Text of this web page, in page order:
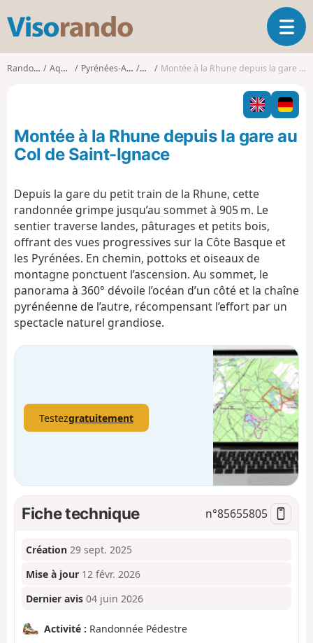
s
o
o
O
u
i
r
l
a
Randonnées Aquitaine Pyrénées-Atlantiques Sare Montée à la Rhune depuis la gare au Col de Saint-Ignace
Montée à la Rhune depuis la gare au
Col de Saint-Ignace
Depuis la gare du petit train de la Rhune, cette
randonnée grimpe jusqu’au sommet à 905 m. Le
sentier traverse landes, pâturages et petits bois,
offrant des vues progressives sur la Côte Basque et
les Pyrénées. En chemin, pottoks et oiseaux de
montagne ponctuent l’ascension. Au sommet, le
panorama à 360° dévoile l’océan d’un côté et la chaîne
pyrénéenne de l’autre, récompensant l’effort par un
spectacle naturel grandiose.
Testezgratuitement
Fiche technique n°85655805
Création 29 sept. 2025
Mise à jour 12 févr. 2026
Dernier avis 04 juin 2026
Activité : Randonnée Pédestre